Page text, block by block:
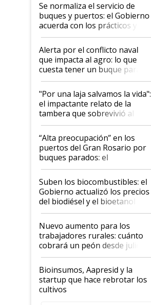
Se normaliza el servicio de
buques y puertos: el Gobierno
acuerda con los prácticos y
suspende el decreto de
desregulación
Alerta por el conflicto naval
que impacta al agro: lo que
cuesta tener un buque parado
y el peligro de que Argentina
pase a ser "país sucio"
"Por una laja salvamos la vida":
el impactante relato de la
tambera que sobrevivió al
tornado
“Alta preocupación” en los
puertos del Gran Rosario por
buques parados: el
funcionamiento de las
exportadoras en tensión tras
la medida de fuerza de los
prácticos
Suben los biocombustibles: el
Gobierno actualizó los precios
del biodiésel y el bioetanol
Nuevo aumento para los
trabajadores rurales: cuánto
cobrará un peón desde julio
Bioinsumos, Aapresid y la
startup que hace rebrotar los
cultivos